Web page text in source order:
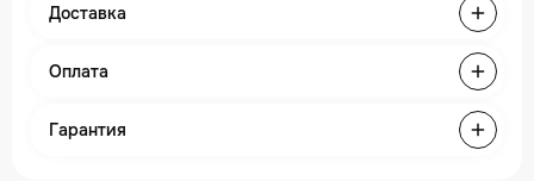
Доставка
Оплата
Гарантия